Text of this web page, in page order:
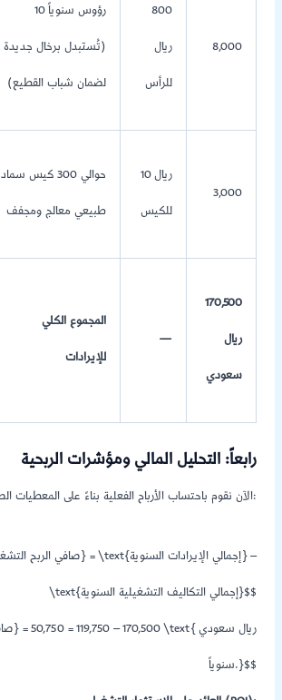
10 رؤوس سنوياً
(تُستبدل برخال جديدة
لضمان شباب القطيع)
800
ريال
للرأس
8,000
حوالي 300 كيس سماد
طبيعي معالج ومجفف
10 ريال
للكيس
3,000
المجموع الكلي
للإيرادات
—
170,500
ريال
سعودي
رابعاً: التحليل المالي ومؤشرات الربحية
الآن نقوم باحتساب الأرباح الفعلية بناءً على المعطيات الصحيحة السابقة:
\text{إجمالي التكاليف التشغيلية السنوية}$$
سنوياً.}$$